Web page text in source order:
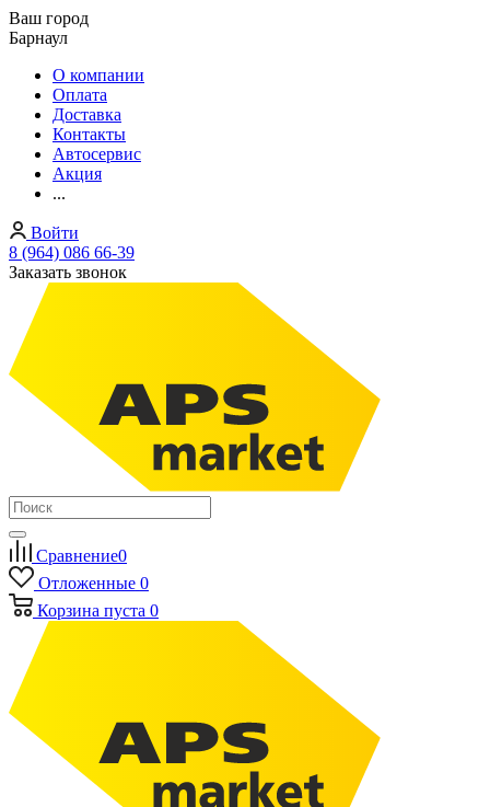
Ваш город
Барнаул
О компании
Оплата
Доставка
Контакты
Автосервис
Акция
...
Войти
8 (964) 086 66-39
Заказать звонок
Сравнение0
Отложенные 0
Корзина пуста 0